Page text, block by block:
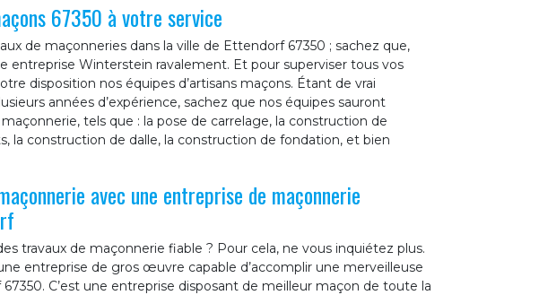
67350 à votre service
de maçonneries dans la ville de Ettendorf 67350 ; sachez que,
entreprise Winterstein ravalement. Et pour superviser tous vos
disposition nos équipes d’artisans maçons. Étant de vrai
années d’expérience, sachez que nos équipes sauront
tels que : la pose de carrelage, la construction de
la construction de dalle, la construction de fondation, et bien
avec une entreprise de maçonnerie
travaux de maçonnerie fiable ? Pour cela, ne vous inquiétez plus.
entreprise de gros œuvre capable d’accomplir une merveilleuse
C’est une entreprise disposant de meilleur maçon de toute la